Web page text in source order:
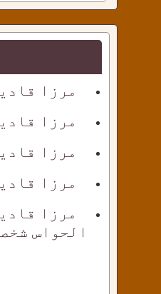
مرزا
مرزا
مرزا
مرزا
مرزا
الحواس